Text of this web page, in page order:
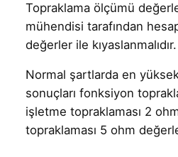
Topraklama ölçümü
mühendisi tarafından
değerler ile kıyaslanmalıdır.
Normal şartlarda en
sonuçları fonksiyon
işletme topraklaması 2
topraklaması 5 ohm